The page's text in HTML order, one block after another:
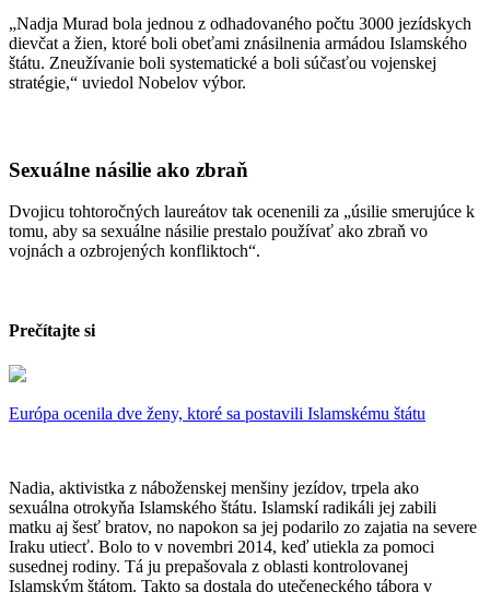
„Nadja Murad bola jednou z odhadovaného počtu 3000 jezídskych
dievčat a žien, ktoré boli obeťami znásilnenia armádou Islamského
štátu. Zneužívanie boli systematické a boli súčasťou vojenskej
stratégie,“ uviedol Nobelov výbor.
Sexuálne násilie ako zbraň
Dvojicu tohtoročných laureátov tak ocenenili za „úsilie smerujúce k
tomu, aby sa sexuálne násilie prestalo používať ako zbraň vo
vojnách a ozbrojených konfliktoch“.
Prečítajte si
Európa ocenila dve ženy, ktoré sa postavili Islamskému štátu
Nadia, aktivistka z náboženskej menšiny jezídov, trpela ako
sexuálna otrokyňa Islamského štátu. Islamskí radikáli jej zabili
matku aj šesť bratov, no napokon sa jej podarilo zo zajatia na severe
Iraku utiecť. Bolo to v novembri 2014, keď utiekla za pomoci
susednej rodiny. Tá ju prepašovala z oblasti kontrolovanej
Islamským štátom. Takto sa dostala do utečeneckého tábora v